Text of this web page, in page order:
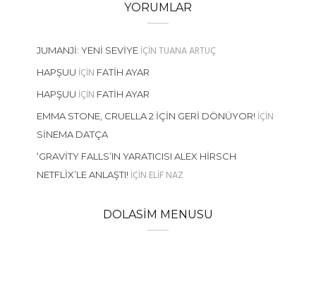
YORUMLAR
JUMANJI: YENI SEVIYEIÇINTUANA ARTUÇ
HAPŞUU IÇIN FATIH AYAR
HAPŞUU IÇIN FATIH AYAR
EMMA STONE, CRUELLA 2 İÇIN GERI DÖNÜYOR!IÇIN
SINEMA DATÇA
‘GRAVITY FALLS’IN YARATICISI ALEX HIRSCH
NETFLIX’LE ANLAŞTI!IÇIN ELIF NAZ
DOLASIM MENUSU